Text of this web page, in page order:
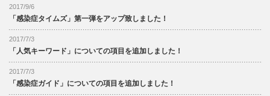
2017/9/6
「感染症タイムズ」第一弾をアップ致しました！
2017/7/3
「人気キーワード」についての項目を追加しました！
2017/7/3
「感染症ガイド」についての項目を追加しました！